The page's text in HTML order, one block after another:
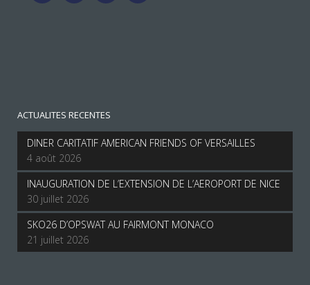
ACTUALITES RECENTES
DINER CARITATIF AMERICAN FRIENDS OF VERSAILLES
4 août 2026
INAUGURATION DE L’EXTENSION DE L’AEROPORT DE NICE
30 juillet 2026
SKO26 D’OPSWAT AU FAIRMONT MONACO
21 juillet 2026